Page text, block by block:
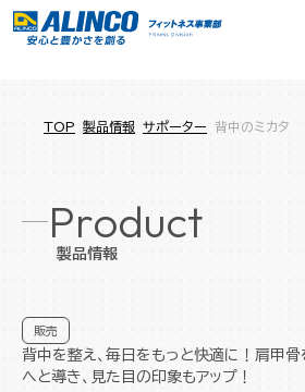
TOP 製品情報 サポーター 背中のミカタ
Product
製品情報
販売
背中を整え、毎日をもっと快適に！肩甲
へと導き、見た目の印象もアップ！